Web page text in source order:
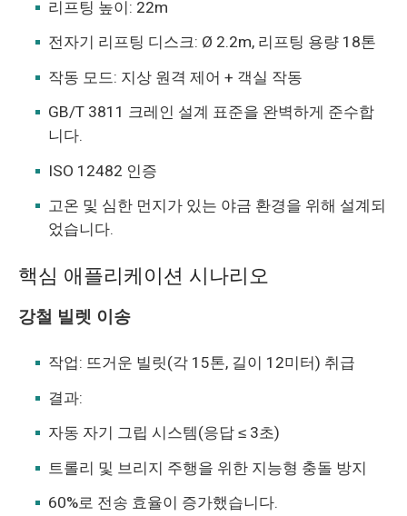
리프팅 높이: 22m
전자기 리프팅 디스크: Ø 2.2m, 리프팅 용량 18톤
작동 모드: 지상 원격 제어 + 객실 작동
GB/T 3811 크레인 설계 표준을 완벽하게 준수합
니다.
ISO 12482 인증
고온 및 심한 먼지가 있는 야금 환경을 위해 설계되
었습니다.
핵심 애플리케이션 시나리오
강철 빌렛 이송
작업: 뜨거운 빌릿(각 15톤, 길이 12미터) 취급
결과:
자동 자기 그립 시스템(응답 ≤ 3초)
트롤리 및 브리지 주행을 위한 지능형 충돌 방지
60%로 전송 효율이 증가했습니다.